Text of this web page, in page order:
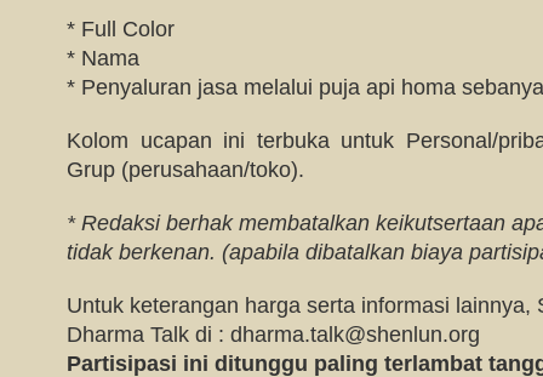
* Full Color
* Nama
* Penyaluran jasa melalui puja api homa
Kolom ucapan ini terbuka untuk Personal/
Grup (perusahaan/toko).
* Redaksi berhak membatalkan keikutsertaan
tidak berkenan. (apabila dibatalkan biaya
Untuk keterangan harga serta informasi lainnya,
Dharma Talk di : dharma.talk@shenlun.org
Partisipasi ini ditunggu paling terlambat